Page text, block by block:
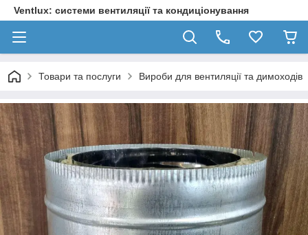
Ventlux: системи вентиляції та кондиціонування
Товари та послуги Вироби для вентиляції та димоходів